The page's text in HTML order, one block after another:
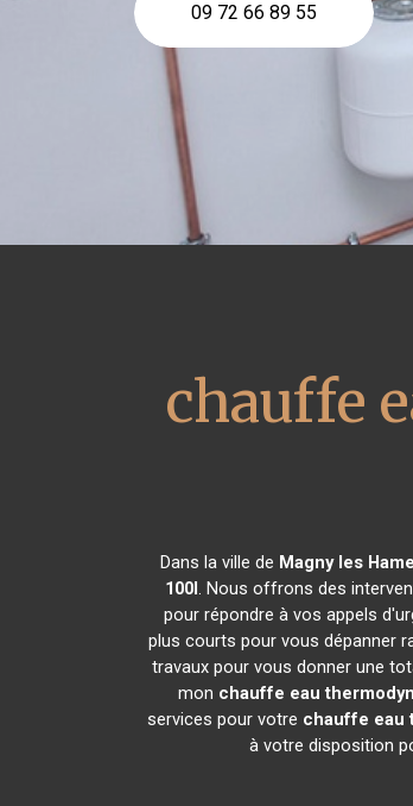
09 72 66 89 55
chauffe
Dans la ville de Magny les
100l. Nous offrons des
pour répondre à vos appels
plus courts pour vous dépanner
travaux pour vous donner une
mon chauffe eau
services pour votre chauffe eau
à votre disposition